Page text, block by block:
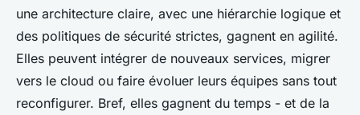
une architecture claire, avec une hiérarchie logique et
des politiques de sécurité strictes, gagnent en agilité.
Elles peuvent intégrer de nouveaux services, migrer
vers le cloud ou faire évoluer leurs équipes sans tout
reconfigurer. Bref, elles gagnent du temps - et de la